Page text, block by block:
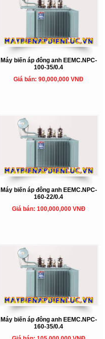
Máy biến áp đông anh EEMC.NPC-
100-35/0.4
Giá bán: 90,000,000 VNĐ
Máy biến áp đông anh EEMC.NPC-
160-22/0.4
Giá bán: 100,000,000 VNĐ
Máy biến áp đông anh EEMC.NPC-
160-35/0.4